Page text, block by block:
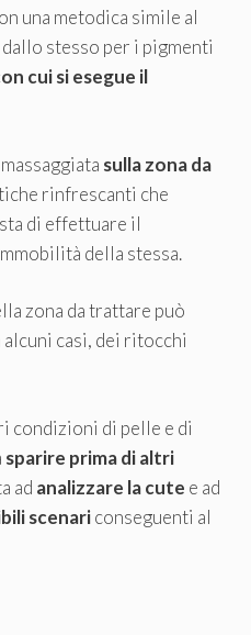
una metodica simile al
stesso per i pigmenti
cui si esegue il
sulla zona da
rinfrescanti che
di effettuare il
della stessa.
zona da trattare può
alcuni casi, dei ritocchi
condizioni di pelle e di
sparire prima di altri
ad analizzare la cute e ad
scenariconseguenti al